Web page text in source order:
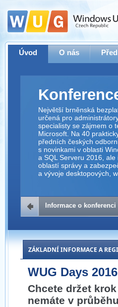
Úvod O nás
Největší brněnská
určená pro
specialisty se zájmem o
Microsoft. Na 40
předních českých
s novinkami v oblasti
a SQL Serveru 2016,
oblastí správy a
a vývoje desktopových,
Informace o konferenci
ZÁKLADNÍ INFORMACE A
WUG Days 2016
Chcete držet
nemáte v